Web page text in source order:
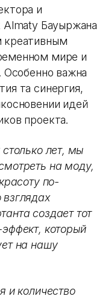
и
Almaty Бауыржана
креативным
мире и
Особенно важна
та синергия,
идей
проекта.
лет, мы
на моду,
по-
создает тот
который
на нашу
и количество